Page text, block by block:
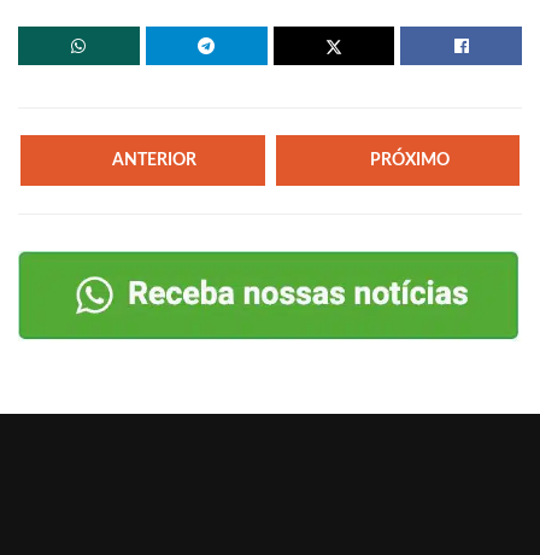
ANTERIOR PRÓXIMO